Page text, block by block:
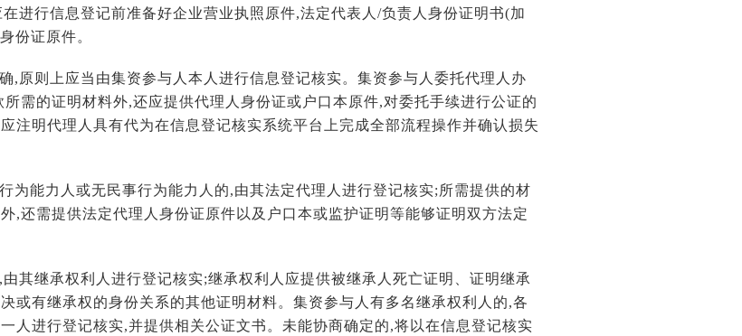
进行信息登记前准备好企业营业执照原件,法定代表人/负责人身份证明书(加
份证原件。
,原则上应当由集资参与人本人进行信息登记核实。集资参与人委托代理人办
需的证明材料外,还应提供代理人身份证或户口本原件,对委托手续进行公证的
注明代理人具有代为在信息登记核实系统平台上完成全部流程操作并确认损失
为能力人或无民事行为能力人的,由其法定代理人进行登记核实;所需提供的材
,还需提供法定代理人身份证原件以及户口本或监护证明等能够证明双方法定
其继承权利人进行登记核实;继承权利人应提供被继承人死亡证明、证明继承
或有继承权的身份关系的其他证明材料。集资参与人有多名继承权利人的,各
人进行登记核实,并提供相关公证文书。未能协商确定的,将以在信息登记核实